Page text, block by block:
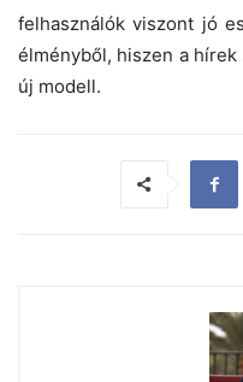
felhasználók viszont jó
élményből, hiszen a
új modell.